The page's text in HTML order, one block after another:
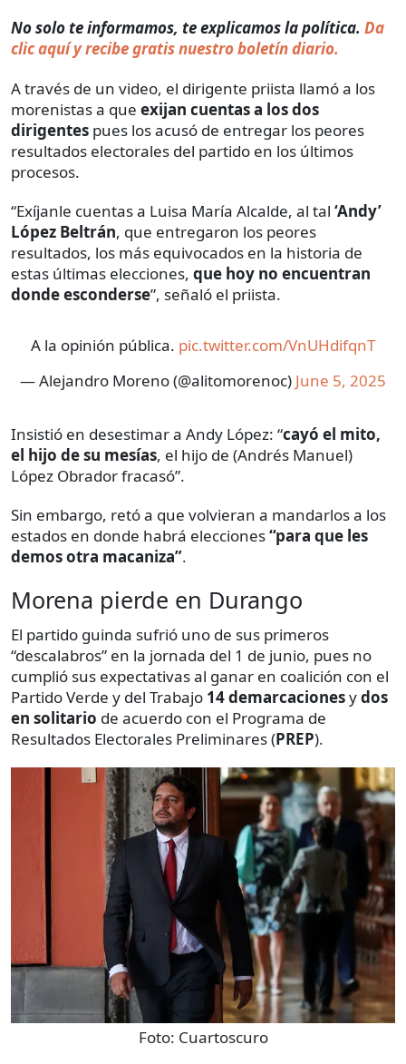
No solo te informamos, te explicamos la política. Da
clic aquí y recibe gratis nuestro boletín diario.
A través de un video, el dirigente priista llamó a los
morenistas a que exijan cuentas a los dos
dirigentes pues los acusó de entregar los peores
resultados electorales del partido en los últimos
procesos.
“Exíjanle cuentas a Luisa María Alcalde, al tal ‘Andy’
López Beltrán, que entregaron los peores
resultados, los más equivocados en la historia de
estas últimas elecciones, que hoy no encuentran
donde esconderse”, señaló el priista.
A la opinión pública. pic.twitter.com/VnUHdifqnT
— Alejandro Moreno (@alitomorenoc) June 5, 2025
Insistió en desestimar a Andy López: “cayó el mito,
el hijo de su mesías, el hijo de (Andrés Manuel)
López Obrador fracasó”.
Sin embargo, retó a que volvieran a mandarlos a los
estados en donde habrá elecciones“para que les
demos otra macaniza”.
Morena pierde en Durango
El partido guinda sufrió uno de sus primeros
“descalabros” en la jornada del 1 de junio, pues no
cumplió sus expectativas al ganar en coalición con el
Partido Verde y del Trabajo 14 demarcacionesydos
en solitario de acuerdo con el Programa de
Resultados Electorales Preliminares (PREP).
Foto: Cuartoscuro